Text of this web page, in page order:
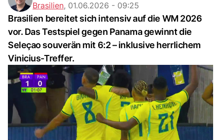
Brasilien, 01.06.2026 - 09:25
Brasilien bereitet sich intensiv auf die WM 2026
vor. Das Testspiel gegen Panama gewinnt die
Seleçao souverän mit 6:2 – inklusive herrlichem
Vinicius-Treffer.